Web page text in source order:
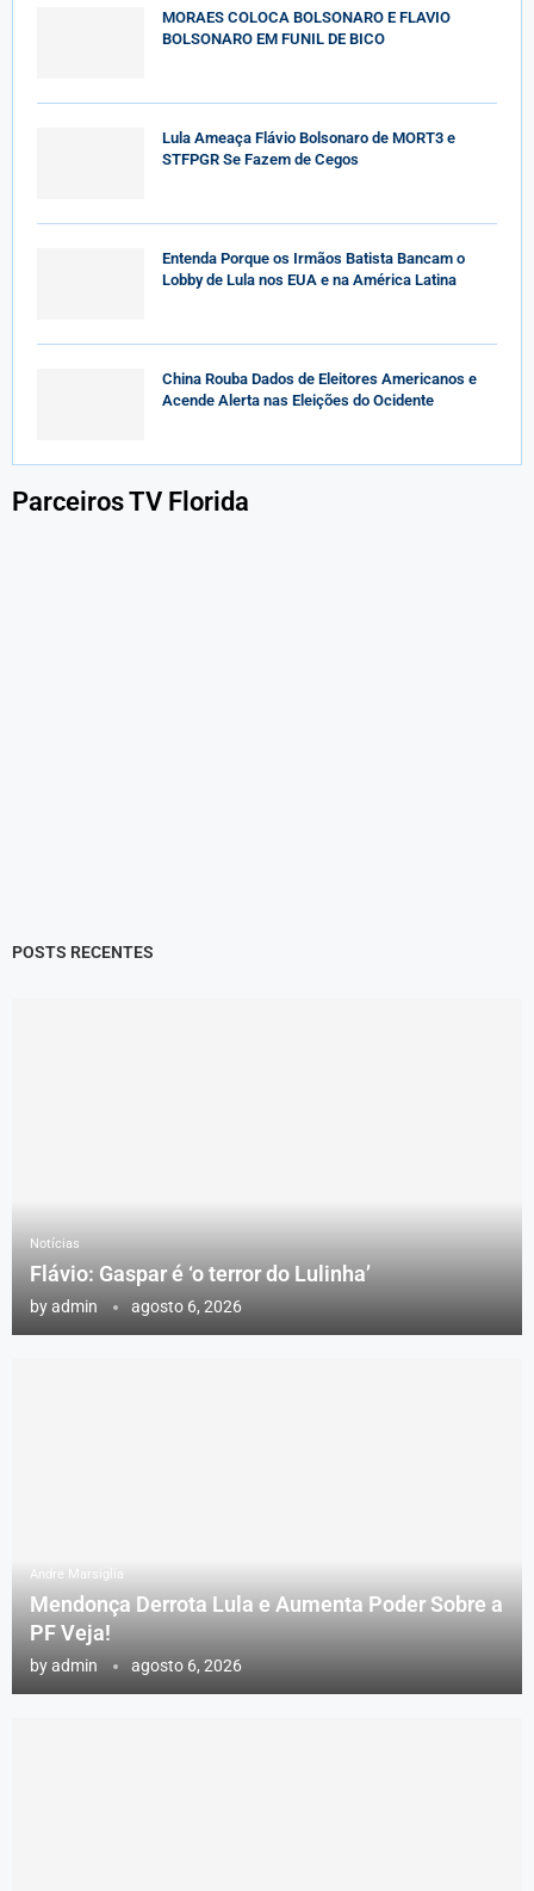
MORAES COLOCA BOLSONARO E FLAVIO
BOLSONARO EM FUNIL DE BICO
Lula Ameaça Flávio Bolsonaro de MORT3 e
STFPGR Se Fazem de Cegos
Entenda Porque os Irmãos Batista Bancam o
Lobby de Lula nos EUA e na América Latina
China Rouba Dados de Eleitores Americanos e
Acende Alerta nas Eleições do Ocidente
Parceiros TV Florida
POSTS RECENTES
Notícias
Flávio: Gaspar é ‘o terror do Lulinha’
byadmin agosto 6, 2026
Andre Marsiglia
Mendonça Derrota Lula e Aumenta Poder Sobre a
PF Veja!
byadmin agosto 6, 2026